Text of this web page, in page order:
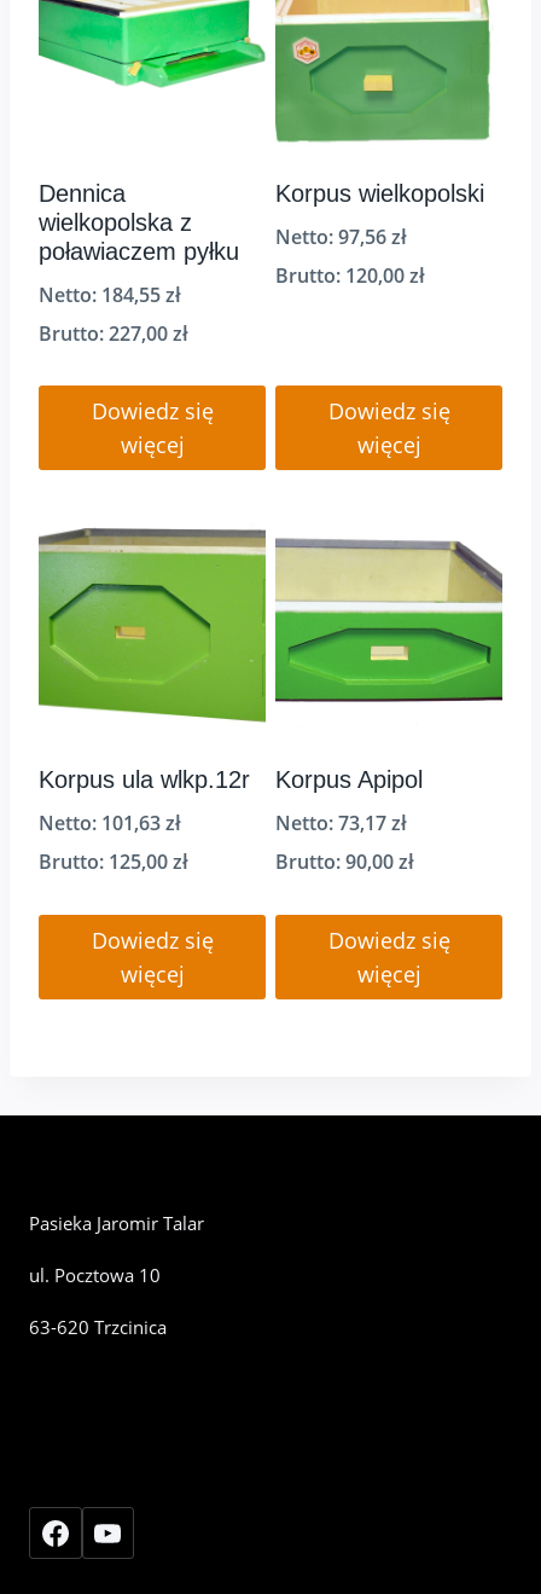
Dennica
wielkopolska z
poławiaczem pyłku
Netto: 184,55zł
Brutto:227,00zł
Dowiedz się
więcej
Korpus wielkopolski
Netto:97,56zł
Brutto: 120,00zł
Dowiedz się
więcej
Korpus ula wlkp.12r
Netto: 101,63zł
Brutto: 125,00zł
Dowiedz się
więcej
Korpus Apipol
Netto:73,17zł
Brutto:90,00zł
Dowiedz się
więcej
Pasieka Jaromir Talar
ul. Pocztowa 10
63-620 Trzcinica